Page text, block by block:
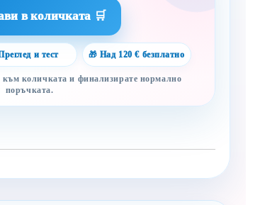
и тест 🎁 Над 120 € безплатно
количката и финализирате нормално
поръчката.